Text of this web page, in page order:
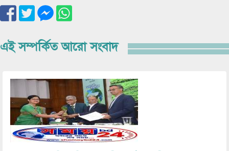
এই সম্পর্কিত আরো সংবাদ
Image